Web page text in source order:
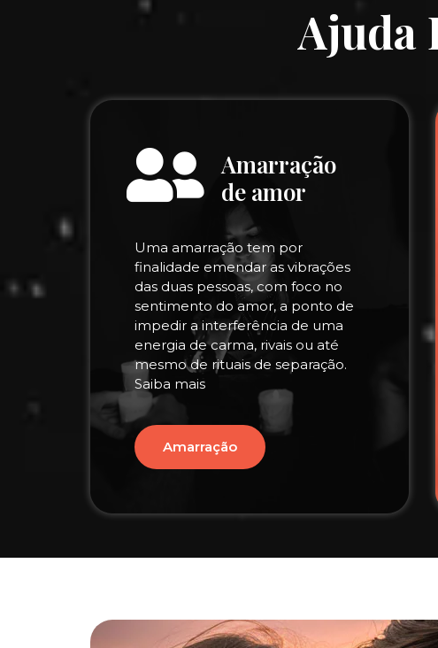
Ajuda
Amarração
de amor
Uma amarração tem por
finalidade emendar as vibrações
das duas pessoas, com foco no
sentimento do amor, a ponto de
impedir a interferência de uma
energia de carma, rivais ou até
mesmo de rituais de separação.
Saiba mais
Amarração